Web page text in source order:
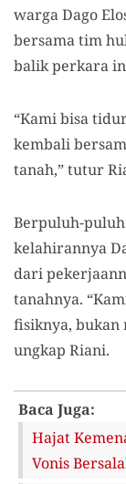
warga Dago
bersama tim
balik perkara
“Kami bisa
kembali
tanah,” tutur
Berpuluh-
kelahirannya
dari
tanahnya.
fisiknya, bukan
ungkap Riani.
Baca Juga:
Hajat
Vonis